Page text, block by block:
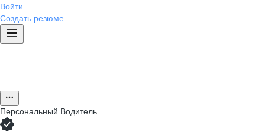
Войти
Создать резюме
Персональный Водитель